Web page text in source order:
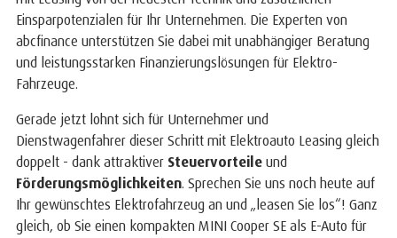
Einsparpotenzialen für Ihr Unternehmen. Die Experten von
abcfinance unterstützen Sie dabei mit unabhängiger Beratung
und leistungsstarken Finanzierungslösungen für Elektro-
Fahrzeuge.
Gerade jetzt lohnt sich für Unternehmer und
Dienstwagenfahrer dieser Schritt mit Elektroauto Leasing gleich
doppelt - dank attraktiver Steuervorteile und
Förderungsmöglichkeiten. Sprechen Sie uns noch heute auf
Ihr gewünschtes Elektrofahrzeug an und „leasen Sie los“! Ganz
gleich, ob Sie einen kompakten MINI Cooper SE als E-Auto für